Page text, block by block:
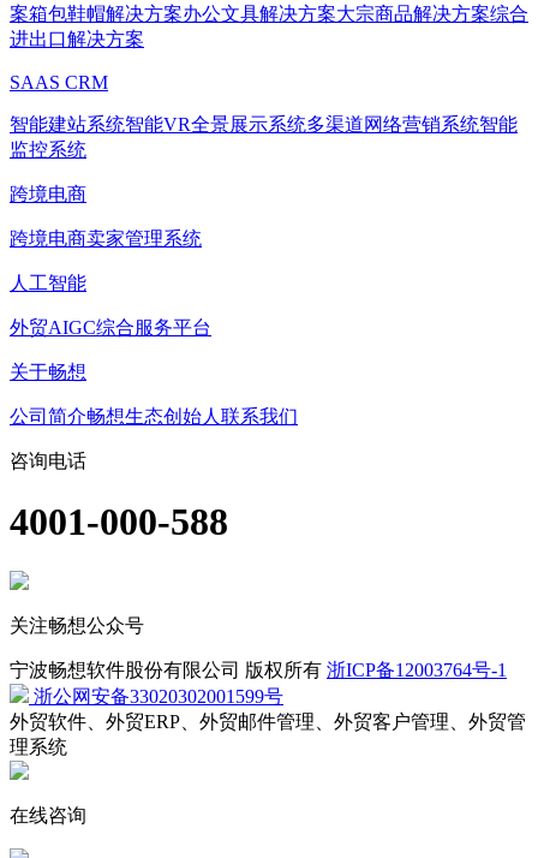
案箱包鞋帽解决方案办公文具解决方案大宗商品解决方案综合
进出口解决方案
SAAS CRM
智能建站系统智能VR全景展示系统多渠道网络营销系统智能
监控系统
跨境电商
跨境电商卖家管理系统
人工智能
外贸AIGC综合服务平台
关于畅想
公司简介畅想生态创始人 联系我们
咨询电话
4001-000-588
关注畅想公众号
宁波畅想软件股份有限公司 版权所有 浙ICP备12003764号-1
浙公网安备33020302001599号
外贸软件、外贸ERP、外贸邮件管理、外贸客户管理、外贸管
理系统
在线咨询